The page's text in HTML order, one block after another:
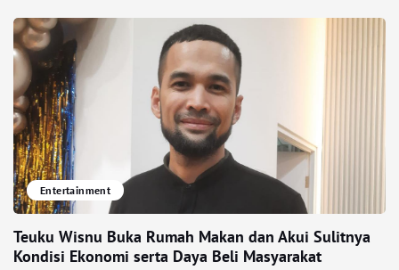
Entertainment
Teuku Wisnu Buka Rumah Makan dan Akui Sulitnya
Kondisi Ekonomi serta Daya Beli Masyarakat